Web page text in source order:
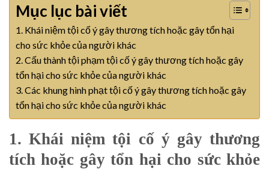
Mục lục bài viết
1. Khái niệm tội cố ý gây thương tích hoặc gây tổn hại
cho sức khỏe của người khác
2. Cấu thành tội phạm tội cố ý gây thương tích hoặc gây
tổn hại cho sức khỏe của người khác
3. Các khung hình phạt tội cố ý gây thương tích hoặc gây
tổn hại cho sức khỏe của người khác
1. Khái niệm tội cố ý gây thương
tích hoặc gây tổn hại cho sức khỏe